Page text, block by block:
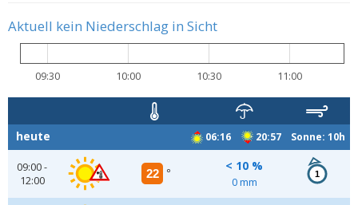
Aktuell kein Niederschlag in Sicht
09:30 10:00 10:30 11:00
06:16 20:57 Sonne: 10h
heute
09:00 -
12:00
22 °
< 10 %
0 mm
1